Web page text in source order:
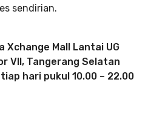
sendirian.
Mall Lantai UG
VII, Tangerang Selatan
hari pukul 10.00 – 22.00